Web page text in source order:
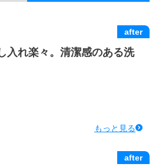
after
入れ楽々。清潔感のある洗
もっと見る
after